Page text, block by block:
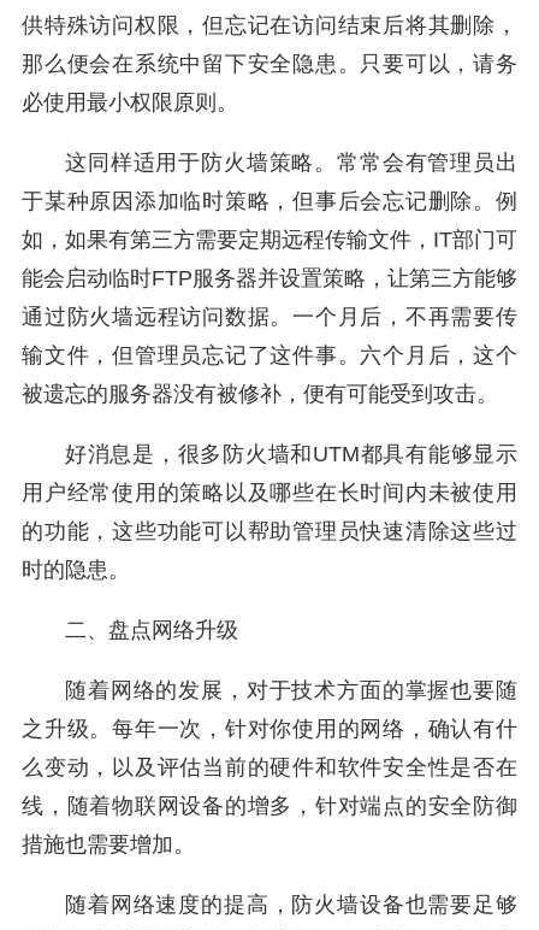
供特殊访问权限，但忘记在访问结束后将其删除，
那么便会在系统中留下安全隐患。只要可以，请务
必使用最小权限原则。
这同样适用于防火墙策略。常常会有管理员出
于某种原因添加临时策略，但事后会忘记删除。例
如，如果有第三方需要定期远程传输文件，IT部门可
能会启动临时FTP服务器并设置策略，让第三方能够
通过防火墙远程访问数据。一个月后，不再需要传
输文件，但管理员忘记了这件事。六个月后，这个
被遗忘的服务器没有被修补，便有可能受到攻击。
好消息是，很多防火墙和UTM都具有能够显示
用户经常使用的策略以及哪些在长时间内未被使用
的功能，这些功能可以帮助管理员快速清除这些过
时的隐患。
二、盘点网络升级
随着网络的发展，对于技术方面的掌握也要随
之升级。每年一次，针对你使用的网络，确认有什
么变动，以及评估当前的硬件和软件安全性是否在
线，随着物联网设备的增多，针对端点的安全防御
措施也需要增加。
随着网络速度的提高，防火墙设备也需要足够